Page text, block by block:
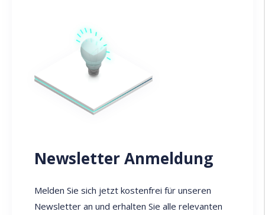
Newsletter Anmeldung
Melden Sie sich jetzt kostenfrei für unseren
Newsletter an und erhalten Sie alle relevanten